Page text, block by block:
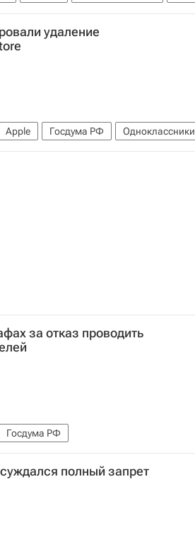
удаление
Apple Госдума РФ Одноклассники
за отказ проводить
Госдума РФ
полный запрет